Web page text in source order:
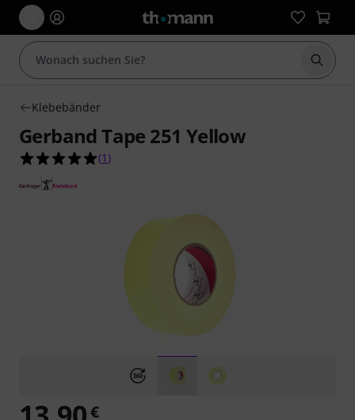
Suche
Klebebänder
Gerband Tape 251 Yellow
5.0 von 5 Sternen aus 1 Kundenbewertungen
(1 )
€